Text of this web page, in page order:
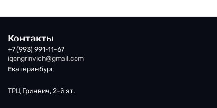
Контакты
+7 (993) 991-11-67
iqongrinvich@gmail.com
Екатеринбург
ТРЦ Гринвич, 2-й эт.